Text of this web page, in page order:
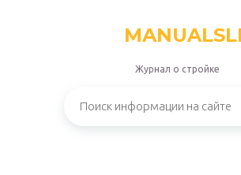
Журнал о стройке